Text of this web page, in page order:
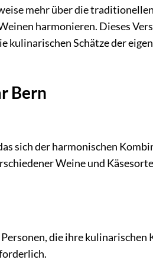
mehr über die
harmonieren. Dieses
Schätze der
Bern
sich der harmonischen
Weine und
die ihre kulinarischen